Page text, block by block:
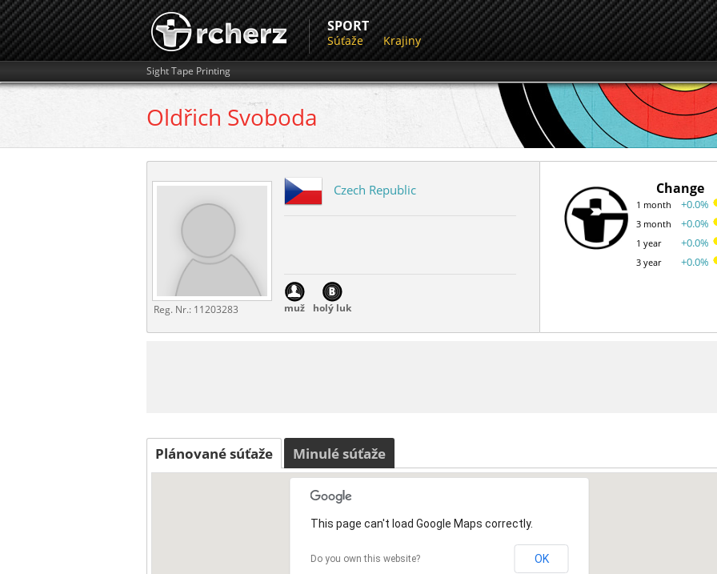
SPORT
Súťaže Krajiny
Sight Tape Printing
Oldřich Svoboda
Reg. Nr.: 11203283
Czech Republic
muž holý luk
Change
1 month
3 month
1 year
3 year
+0.0%
+0.0%
+0.0%
+0.0%
Plánované súťaže Minulé súťaže
This page can't load Google Maps correctly.
Do you own this website? OK